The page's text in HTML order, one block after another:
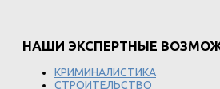
НАШИ ЭКСПЕРТНЫЕ
КРИМИНАЛИСТИКА
СТРОИТЕЛЬСТВО